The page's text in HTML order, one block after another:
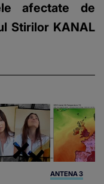
afectate de
Stirilor KANAL
ANTENA 3